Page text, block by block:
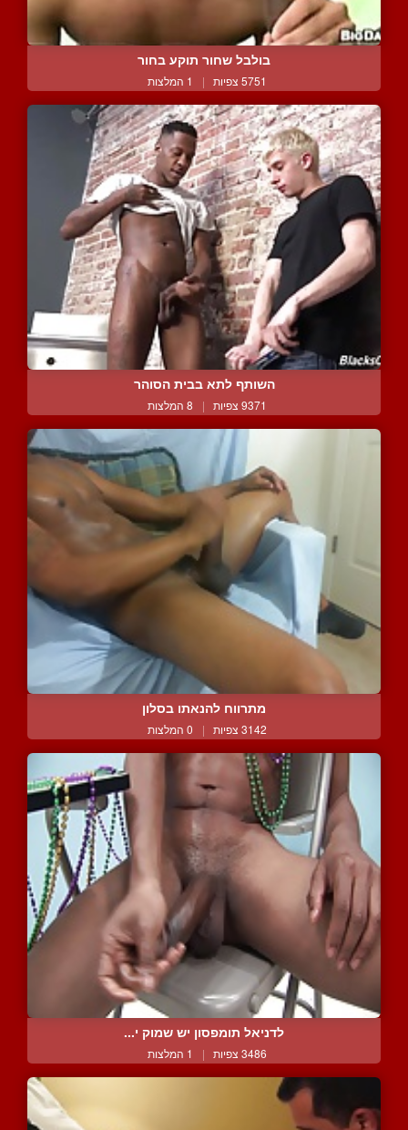
בולבל שחור תוקע בחור
5751 צפיות | 1 המלצות
השותף לתא בבית הסוהר
9371 צפיות | 8 המלצות
מתרווח להנאתו בסלון
3142 צפיות | 0 המלצות
לדניאל תומפסון יש שמוק י...
3486 צפיות | 1 המלצות